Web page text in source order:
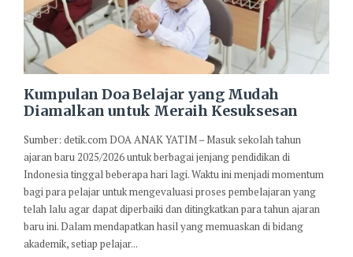
Kumpulan Doa Belajar yang Mudah
Diamalkan untuk Meraih Kesuksesan
Sumber: detik.com DOA ANAK YATIM – Masuk sekolah tahun
ajaran baru 2025/2026 untuk berbagai jenjang pendidikan di
Indonesia tinggal beberapa hari lagi. Waktu ini menjadi momentum
bagi para pelajar untuk mengevaluasi proses pembelajaran yang
telah lalu agar dapat diperbaiki dan ditingkatkan para tahun ajaran
baru ini. Dalam mendapatkan hasil yang memuaskan di bidang
akademik, setiap pelajar...